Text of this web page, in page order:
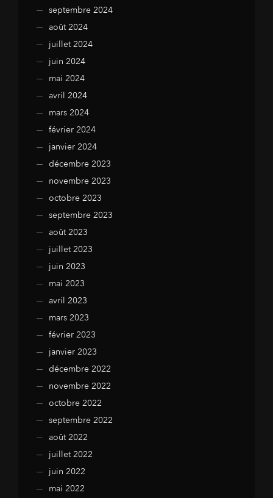
septembre 2024
août 2024
juillet 2024
juin 2024
mai 2024
avril 2024
mars 2024
février 2024
janvier 2024
décembre 2023
novembre 2023
octobre 2023
septembre 2023
août 2023
juillet 2023
juin 2023
mai 2023
avril 2023
mars 2023
février 2023
janvier 2023
décembre 2022
novembre 2022
octobre 2022
septembre 2022
août 2022
juillet 2022
juin 2022
mai 2022